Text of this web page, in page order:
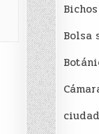
Bolsa
ciudad